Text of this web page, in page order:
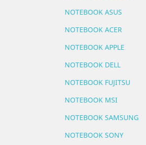
NOTEBOOK ASUS
NOTEBOOK ACER
NOTEBOOK APPLE
NOTEBOOK DELL
NOTEBOOK FUJITSU
NOTEBOOK MSI
NOTEBOOK SAMSUNG
NOTEBOOK SONY